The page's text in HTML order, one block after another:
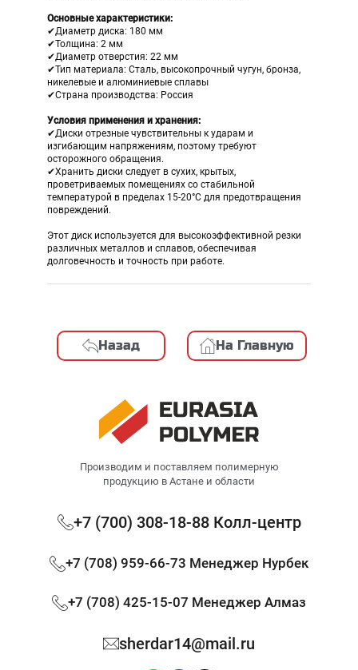
Основные характеристики:
✔Диаметр диска: 180 мм
✔Толщина: 2 мм
✔Диаметр отверстия: 22 мм
✔Тип материала: Сталь, высокопрочный чугун, бронза,
никелевые и алюминиевые сплавы
✔Страна производства: Россия
Условия применения и хранения:
✔Диски отрезные чувствительны к ударам и
изгибающим напряжениям, поэтому требуют
осторожного обращения.
✔Хранить диски следует в сухих, крытых,
проветриваемых помещениях со стабильной
температурой в пределах 15-20°C для предотвращения
повреждений.
Этот диск используется для высокоэффективной резки
различных металлов и сплавов, обеспечивая
долговечность и точность при работе.
Назад На Главную
Производим и поставляем полимерную
продукцию в Астане и области
+7 (700) 308-18-88 Колл-центр
+7 (708) 959-66-73 Менеджер Нурбек
+7 (708) 425-15-07 Менеджер Алмаз
sherdar14@mail.ru